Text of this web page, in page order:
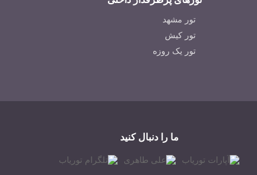
تور مشهد
تور کیش
تور یک روزه
ما را دنبال کنید